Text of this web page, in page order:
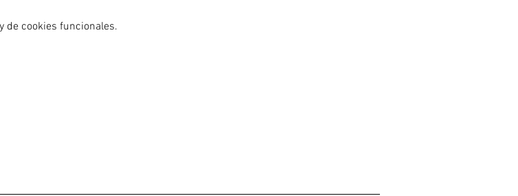
de cookies funcionales.